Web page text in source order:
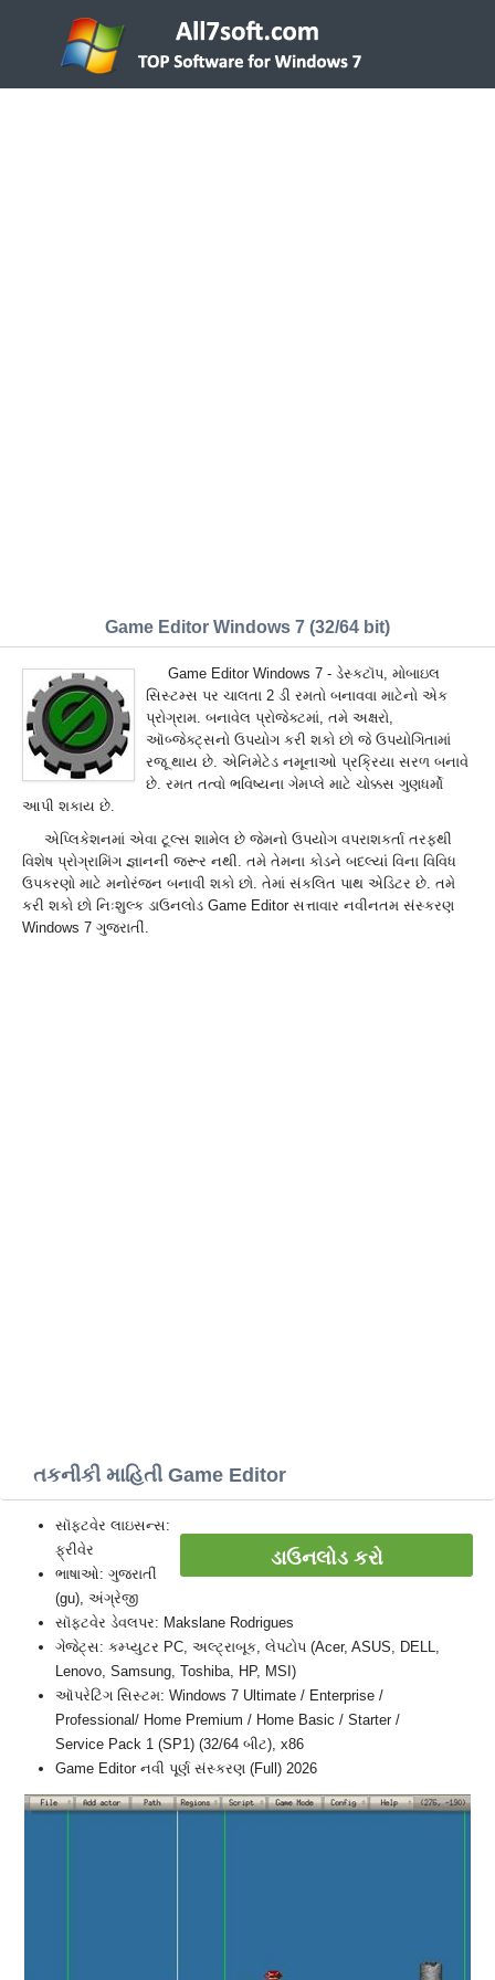
Game Editor Windows 7 (32/64 bit)
Game Editor Windows 7 - ડેસ્કટૉપ, મોબાઇલ
સિસ્ટમ્સ પર ચાલતા 2 ડી રમતો બનાવવા માટેનો એક
પ્રોગ્રામ. બનાવેલ પ્રોજેક્ટમાં, તમે અક્ષરો,
ઑબ્જેક્ટ્સનો ઉપયોગ કરી શકો છો જે ઉપયોગિતામાં
રજૂ થાય છે. એનિમેટેડ નમૂનાઓ પ્રક્રિયા સરળ બનાવે
છે. રમત તત્વો ભવિષ્યના ગેમપ્લે માટે ચોક્કસ ગુણધર્મો
આપી શકાય છે.
એપ્લિકેશનમાં એવા ટૂલ્સ શામેલ છે જેમનો ઉપયોગ વપરાશકર્તા તરફથી
વિશેષ પ્રોગ્રામિંગ જ્ઞાનની જરૂર નથી. તમે તેમના કોડને બદલ્યાં વિના વિવિધ
ઉપકરણો માટે મનોરંજન બનાવી શકો છો. તેમાં સંકલિત પાથ એડિટર છે. તમે
કરી શકો છો નિઃશુલ્ક ડાઉનલોડ Game Editor સત્તાવાર નવીનતમ સંસ્કરણ
Windows 7 ગુજરાતીં.
તકનીકી માહિતી Game Editor
ડાઉનલોડ કરો
સૉફ્ટવેર લાઇસન્સ:
ફ્રીવેર
ભાષાઓ: ગુજરાતીં
(gu), અંગ્રેજી
સૉફ્ટવેર ડેવલપર: Makslane Rodrigues
ગેજેટ્સ: કમ્પ્યુટર PC, અલ્ટ્રાબૂક, લેપટોપ (Acer, ASUS, DELL,
Lenovo, Samsung, Toshiba, HP, MSI)
ઑપરેટિંગ સિસ્ટમ: Windows 7 Ultimate / Enterprise /
Professional/ Home Premium / Home Basic / Starter /
Service Pack 1 (SP1) (32/64 બીટ), x86
Game Editor નવી પૂર્ણ સંસ્કરણ (Full) 2026